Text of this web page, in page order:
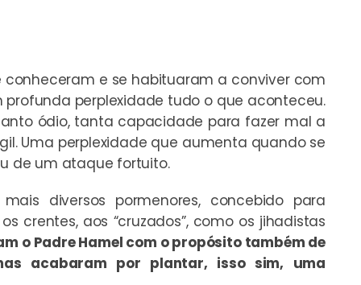
e se habituaram a conviver com
perplexidade tudo o que aconteceu.
ódio, tanta capacidade para fazer mal a
Uma perplexidade que aumenta quando se
de um ataque fortuito.
diversos pormenores, concebido para
crentes, aos “cruzados”, como os jihadistas
o Padre Hamel com o propósito também de
acabaram por plantar, isso sim, uma